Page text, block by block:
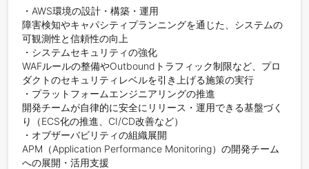
・AWS環境の設計・構築・運用
障害検知やキャパシティプランニングを通じた、システムの
可観測性と信頼性の向上
・システムセキュリティの強化
WAFルールの整備やOutboundトラフィック制限など、プロ
ダクトのセキュリティレベルを引き上げる施策の実行
・プラットフォームエンジニアリングの推進
開発チームが自律的に安全にリリース・運用できる基盤づく
り（ECS化の推進、CI/CD改善など）
・オブザーバビリティの組織展開
APM（Application Performance Monitoring）の開発チーム
への展開・活用支援